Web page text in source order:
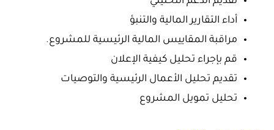
أداء التقارير المالية والتنبؤ
مراقبة المقاييس المالية الرئيسية للمشروع.
قم بإجراء تحليل كيفية الإعلان
تقديم تحليل الأعمال الرئيسية والتوصيات
تحليل تمويل المشروع